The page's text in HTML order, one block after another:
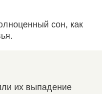
сон, как
их выпадение